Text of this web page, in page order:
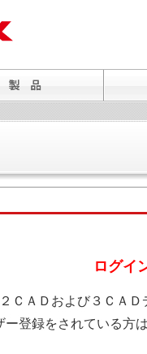
ログイ
ＣＡＤおよび３ＣＡ
ー登録をされている方